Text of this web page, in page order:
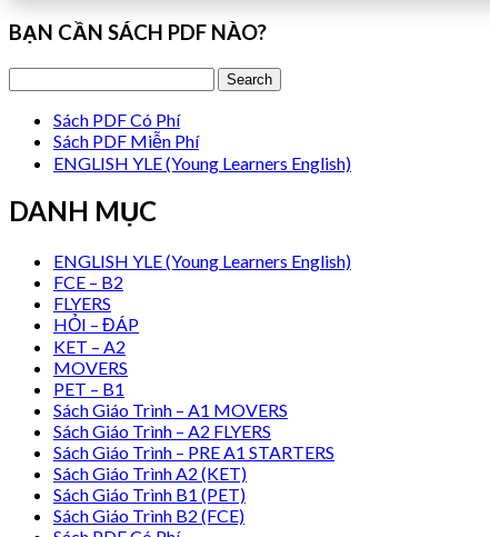
BẠN CẦN SÁCH PDF NÀO?
Sách PDF Có Phí
Sách PDF Miễn Phí
ENGLISH YLE (Young Learners English)
DANH MỤC
ENGLISH YLE (Young Learners English)
FCE – B2
FLYERS
HỎI – ĐÁP
KET – A2
MOVERS
PET – B1
Sách Giáo Trình – A1 MOVERS
Sách Giáo Trình – A2 FLYERS
Sách Giáo Trình – PRE A1 STARTERS
Sách Giáo Trình A2 (KET)
Sách Giáo Trình B1 (PET)
Sách Giáo Trình B2 (FCE)